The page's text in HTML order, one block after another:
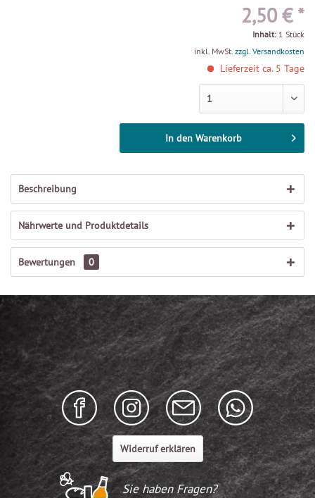
2,50 € *
Inhalt: 1 Stück
inkl. MwSt. zzgl. Versandkosten
Lieferzeit ca. 5 Tage
In den Warenkorb
Beschreibung
Nährwerte und Produktdetails
Bewertungen 0
Widerruf erklären
Sie haben Fragen?